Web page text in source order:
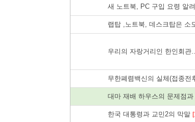
새 노트북, PC 구입 요령 알
랩탑 ,노트북, 데스크탑은 소
우리의 자랑거리인 한인회관
무한폐렴백신의 실체(접종전
대마 재배 하우스의 문제점과
한국 대통령과 교민2의 막말